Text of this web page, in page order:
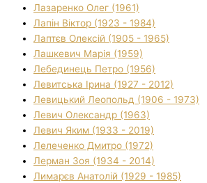
Лазаренко Олег (1961)
Лапін Віктор (1923 - 1984)
Лаптєв Олексій (1905 - 1965)
Лашкевич Марія (1959)
Лебединець Петро (1956)
Левитська Ірина (1927 - 2012)
Левицький Леопольд (1906 - 1973)
Левич Олександр (1963)
Левич Яким (1933 - 2019)
Лелеченко Дмитро (1972)
Лерман Зоя (1934 - 2014)
Лимарєв Анатолій (1929 - 1985)